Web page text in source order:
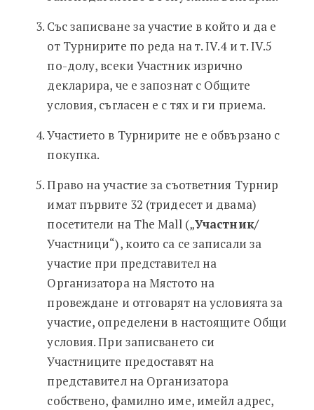
Със записване за участие в който и да е
от Турнирите по реда на т. IV.4 и т. IV.5
по-долу, всеки Участник изрично
декларира, че е запознат с Общите
условия, съгласен е с тях и ги приема.
Участието в Турнирите не е обвързано с
покупка.
Право на участие за съответния Турнир
имат първите 32 (тридесет и двама)
посетители на The Mall („Участник/
Участници“), които са се записали за
участие при представител на
Организатора на Мястото на
провеждане и отговарят на условията за
участие, определени в настоящите Общи
условия. При записването си
Участниците предоставят на
представител на Организатора
собствено, фамилно име, имейл адрес,